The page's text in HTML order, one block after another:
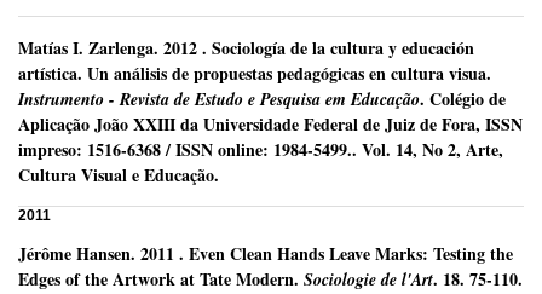
Matías I. Zarlenga. 2012. Sociología de la cultura y educación
artística. Un análisis de propuestas pedagógicas en cultura visua.
Instrumento - Revista de Estudo e Pesquisa em Educação. Colégio de
Aplicação João XXIII da Universidade Federal de Juiz de Fora, ISSN
impreso: 1516-6368 / ISSN online: 1984-5499.. Vol. 14, No 2, Arte,
Cultura Visual e Educação.
2011
Jérôme Hansen. 2011 . Even Clean Hands Leave Marks: Testing the
Edges of the Artwork at Tate Modern. Sociologie de l'Art. 18. 75-110.